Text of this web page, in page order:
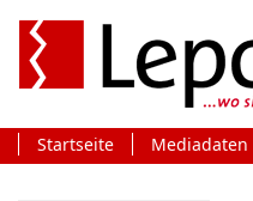
Startseite Mediadaten